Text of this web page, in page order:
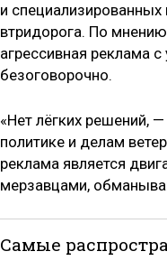
и специализированных
втридорога. По
агрессивная реклама
безоговорочно.
«Нет лёгких решений,
политике и делам
реклама является
мерзавцами,
Самые